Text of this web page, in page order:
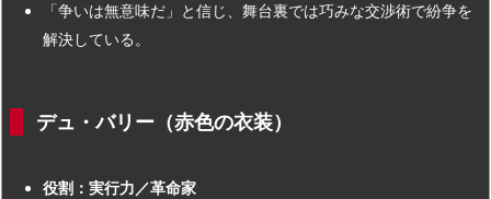
「争いは無意味だ」と信じ、舞台裏では巧みな交渉術で紛争を
解決している。
デュ・バリー（赤色の衣装）
役割：実行力／革命家